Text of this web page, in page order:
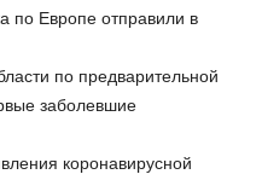
по Европе отправили в
по предварительной
заболевшие
коронавирусной